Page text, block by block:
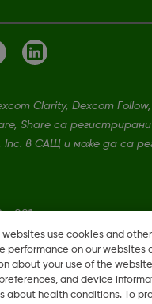
Clarity, Dexcom
Share са
Inc. в САЩ и може да са
Inc. Всички права
websites use cookies and
performance on our websites
about your use of the
and device
about health conditions. To